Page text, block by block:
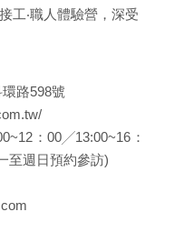
工‧職人體驗營，深受
路598號
：00╱13:00~16：
至週日預約參訪)